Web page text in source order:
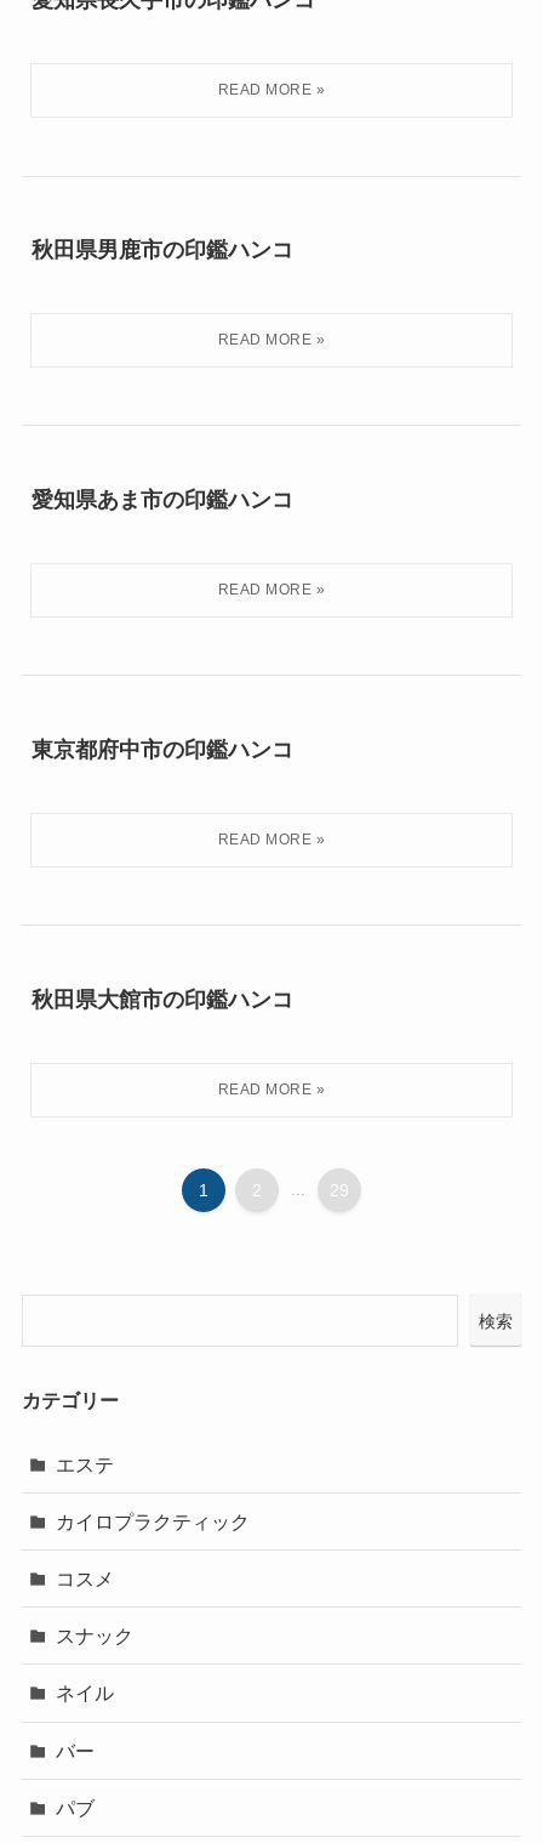
秋田県男鹿市の印鑑ハンコ
愛知県あま市の印鑑ハンコ
東京都府中市の印鑑ハンコ
秋田県大館市の印鑑ハンコ
1 2 29
検索
カテゴリー
エステ
カイロプラクティック
コスメ
スナック
ネイル
バー
パブ